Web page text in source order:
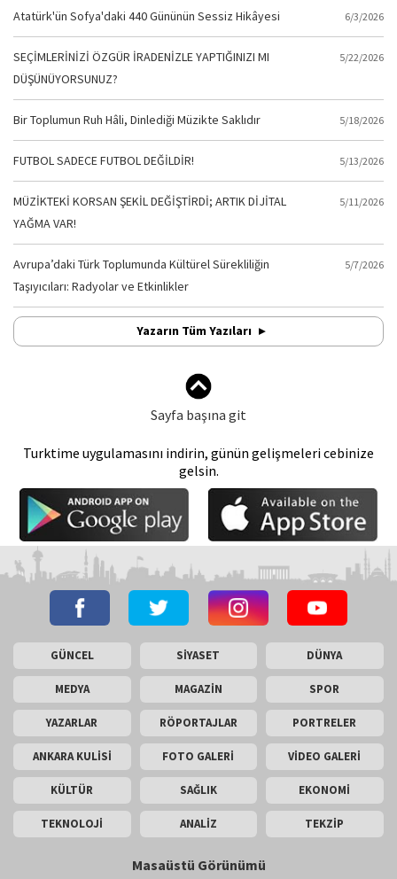
Atatürk'ün Sofya'daki 440 Gününün Sessiz Hikâyesi 6/3/2026
SEÇİMLERİNİZİ ÖZGÜR İRADENİZLE YAPTIĞINIZI MI
DÜŞÜNÜYORSUNUZ?
5/22/2026
Bir Toplumun Ruh Hâli, Dinlediği Müzikte Saklıdır 5/18/2026
FUTBOL SADECE FUTBOL DEĞİLDİR! 5/13/2026
MÜZİKTEKİ KORSAN ŞEKİL DEĞİŞTİRDİ; ARTIK DİJİTAL
YAĞMA VAR!
5/11/2026
Avrupa’daki Türk Toplumunda Kültürel Sürekliliğin
Taşıyıcıları: Radyolar ve Etkinlikler
5/7/2026
Yazarın Tüm Yazıları
Sayfa başına git
Turktime uygulamasını indirin, günün gelişmeleri cebinize
gelsin.
GÜNCEL SİYASET DÜNYA
MEDYA MAGAZİN SPOR
YAZARLAR RÖPORTAJLAR PORTRELER
ANKARA KULİSİ FOTO GALERİ VİDEO GALERİ
KÜLTÜR SAĞLIK EKONOMİ
TEKNOLOJİ ANALİZ TEKZİP
Masaüstü Görünümü